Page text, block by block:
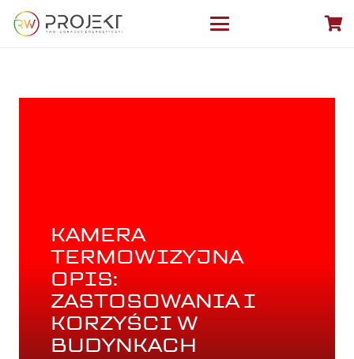
KAMERA
TERMOWIZYJNA
OPIS:
ZASTOSOWANIA I
KORZYŚCI W
BUDYNKACH